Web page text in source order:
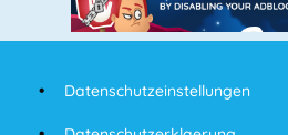
Datenschutzeinstellungen